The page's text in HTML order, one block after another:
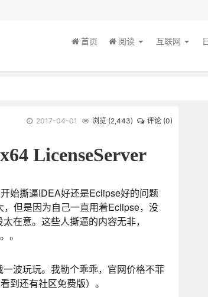
首页 阅读 互联网
2017-04-01 浏览 (2,443) 评论 (0)
LicenseServer
始撕逼IDEA好还是Eclipse好的问题
但是因为自己一直用着Eclipse，没
在意。这些人撕逼的内容无非，
。
波玩玩。我勒个乖乖，官网价格不菲
到还有社区免费版）。